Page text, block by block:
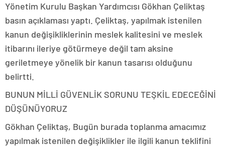
Yönetim Kurulu Başkan Yardımcısı Gökhan Çeliktaş
basın açıklaması yaptı. Çeliktaş, yapılmak istenilen
kanun değişikliklerinin meslek kalitesini ve meslek
itibarını ileriye götürmeye değil tam aksine
geriletmeye yönelik bir kanun tasarısı olduğunu
belirtti.
BUNUN MİLLİ GÜVENLİK SORUNU TEŞKİL EDECEĞİNİ
DÜŞÜNÜYORUZ
Gökhan Çeliktaş, Bugün burada toplanma amacımız
yapılmak istenilen değişiklikler ile ilgili kanun teklifini